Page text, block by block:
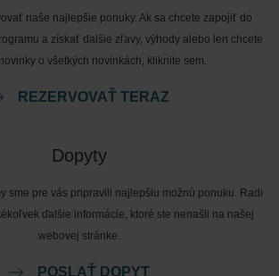
naše najlepšie ponuky. Ak sa chcete zapojiť do
a získať ďalšie zľavy, výhody alebo len chcete
o všetkých novinkách, kliknite sem.
REZERVOVAŤ TERAZ
Dopyty
sme pre vás pripravili najlepšiu možnú ponuku. Radi
ďalšie informácie, ktoré ste nenašli na našej
webovej stránke.
POSLAŤ DOPYT